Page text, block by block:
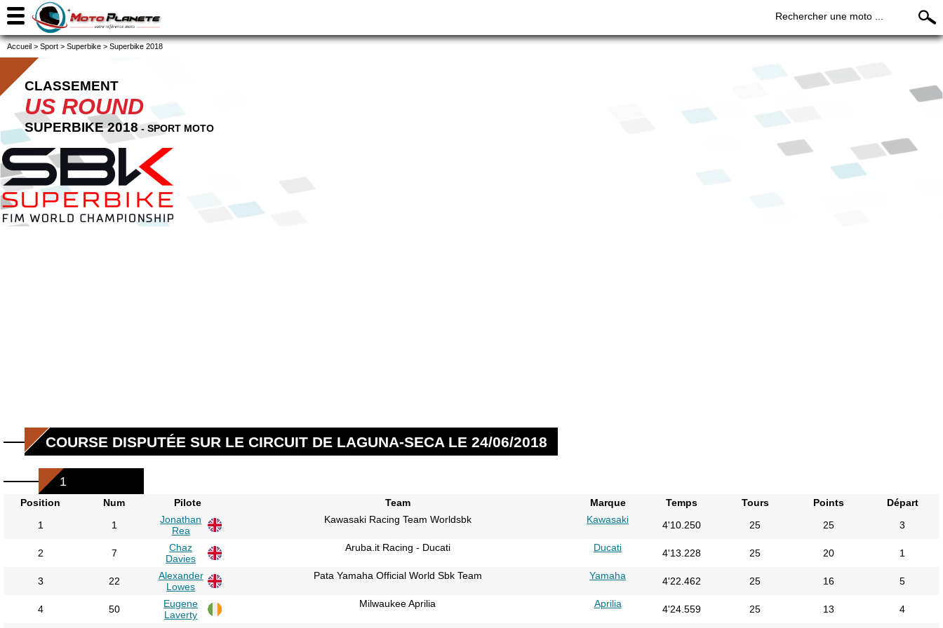
Rechercher une moto ...
Accueil > Sport > Superbike > Superbike 2018
CLASSEMENT
US ROUND
SUPERBIKE 2018 - SPORT MOTO
COURSE DISPUTÉE SUR LE CIRCUIT DE LAGUNA-SECA LE 24/06/2018
1
Position Num Pilote Team Marque Temps Tours Points
Départ
1
1
Jonathan
Rea
Kawasaki Racing Team Worldsbk Kawasaki 4'10.250 25 25 3
2 7
Chaz
Davies
Aruba.it Racing - Ducati Ducati 4'13.228 25 20 1
3 22
Alexander
Lowes
Pata Yamaha Official World Sbk Team Yamaha 4'22.462 25 16 5
4 50
Eugene
Laverty
Milwaukee Aprilia Aprilia 4'24.559 25 13
4